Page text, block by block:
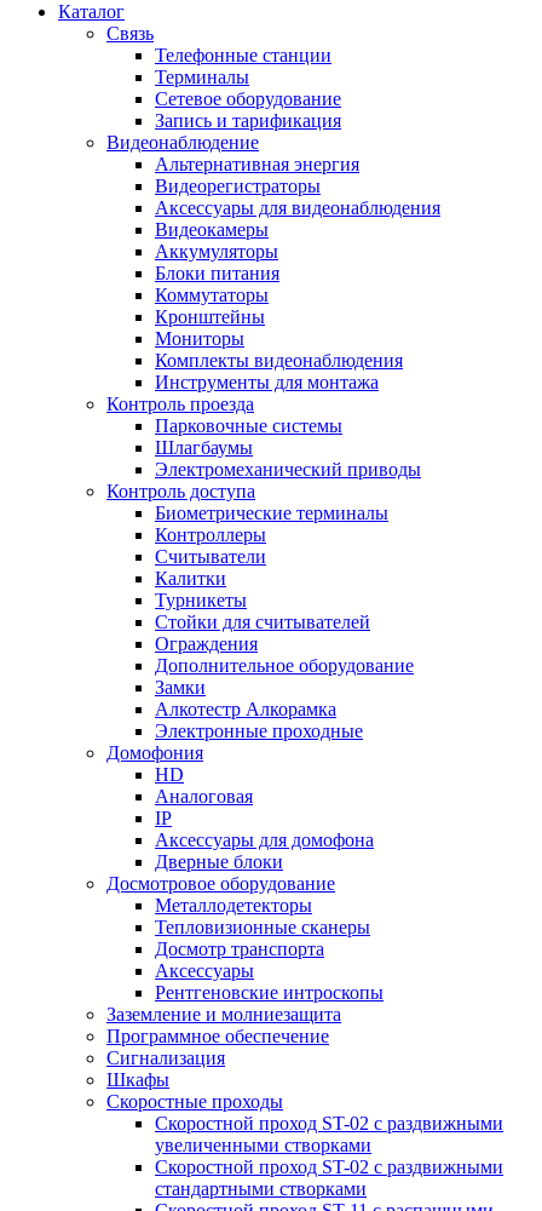
Каталог
Связь
Телефонные станции
Терминалы
Сетевое оборудование
Запись и тарификация
Видеонаблюдение
Альтернативная энергия
Видеорегистраторы
Аксессуары для видеонаблюдения
Видеокамеры
Аккумуляторы
Блоки питания
Коммутаторы
Кронштейны
Мониторы
Комплекты видеонаблюдения
Инструменты для монтажа
Контроль проезда
Парковочные системы
Шлагбаумы
Электромеханический приводы
Контроль доступа
Биометрические терминалы
Контроллеры
Считыватели
Калитки
Турникеты
Стойки для считывателей
Ограждения
Дополнительное оборудование
Замки
Алкотестр Алкорамка
Электронные проходные
Домофония
HD
Аналоговая
IP
Аксессуары для домофона
Дверные блоки
Досмотровое оборудование
Металлодетекторы
Тепловизионные сканеры
Досмотр транспорта
Аксессуары
Рентгеновские интроскопы
Заземление и молниезащита
Программное обеспечение
Сигнализация
Шкафы
Скоростные проходы
Скоростной проход ST-02 с раздвижными
увеличенными створками
Скоростной проход ST-02 с раздвижными
стандартными створками